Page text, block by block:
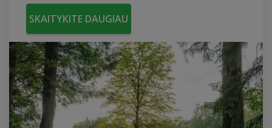
SKAITYKITE DAUGIAU